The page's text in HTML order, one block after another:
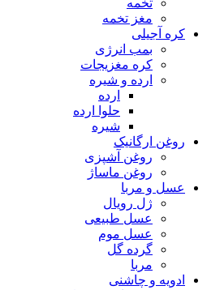
تخمه
مغز تخمه
کره آجیلی
بمب انرژی
کره مغزیجات
ارده و شیره
ارده
حلوا ارده
شیره
روغن ارگانیک
روغن آشپزی
روغن ماساژ
عسل و مربا
ژل رویال
عسل طبیعی
عسل موم
گرده گل
مربا
ادویه و چاشنی